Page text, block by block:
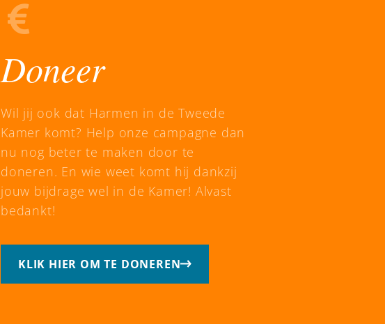
Doneer
Wil jij ook dat Harmen in de Tweede
Kamer komt? Help onze campagne dan
nu nog beter te maken door te
doneren. En wie weet komt hij dankzij
jouw bijdrage wel in de Kamer! Alvast
bedankt!
KLIK HIER OM TE DONEREN